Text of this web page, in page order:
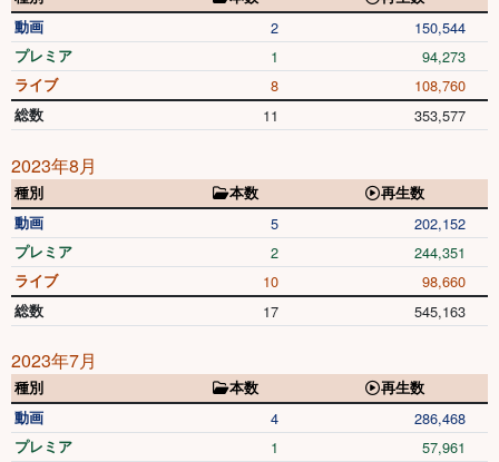
動画
2 150,544
プレミア 1 94,273
ライブ 8 108,760
総数 11 353,577
2023年8月
種別 本数
再生数
動画
5 202,152
プレミア 2 244,351
ライブ 10 98,660
総数 17 545,163
2023年7月
種別 本数
再生数
動画
4 286,468
プレミア 1 57,961